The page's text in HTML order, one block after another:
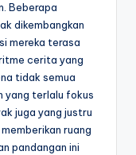
Beberapa
dikembangkan
mereka terasa
cerita yang
tidak semua
yang terlalu fokus
juga yang justru
ruang
pandangan ini